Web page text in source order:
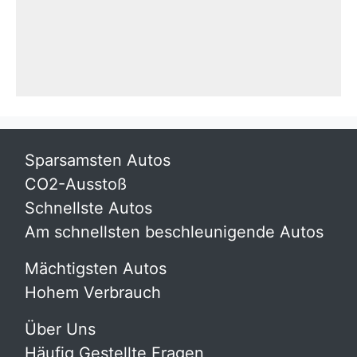
Sparsamsten Autos
CO2-Ausstoß
Schnellste Autos
Am schnellsten beschleunigende Autos
Mächtigsten Autos
Hohem Verbrauch
Über Uns
Häufig Gestellte Fragen